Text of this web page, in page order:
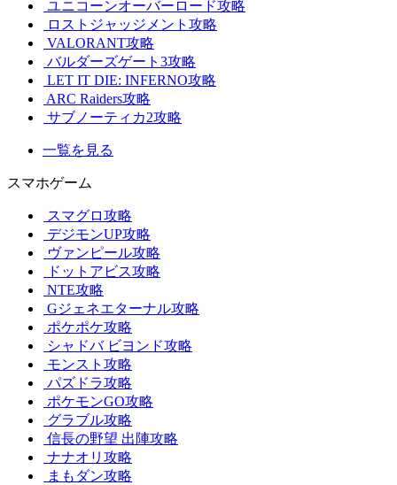
ユニコーンオーバーロード攻略
ロストジャッジメント攻略
VALORANT攻略
バルダーズゲート3攻略
LET IT DIE: INFERNO攻略
ARC Raiders攻略
サブノーティカ2攻略
一覧を見る
スマホゲーム
スマグロ攻略
デジモンUP攻略
ヴァンピール攻略
ドットアビス攻略
NTE攻略
Gジェネエターナル攻略
ポケポケ攻略
シャドバ ビヨンド攻略
モンスト攻略
パズドラ攻略
ポケモンGO攻略
グラブル攻略
信長の野望 出陣攻略
ナナオリ攻略
まもダン攻略